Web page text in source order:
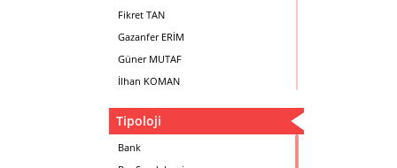
Fikret TAN
Gazanfer ERİM
Güner MUTAF
İlhan KOMAN
Metin Atabey ATA
Minas BOYACIYAN
Tipoloji
Bank